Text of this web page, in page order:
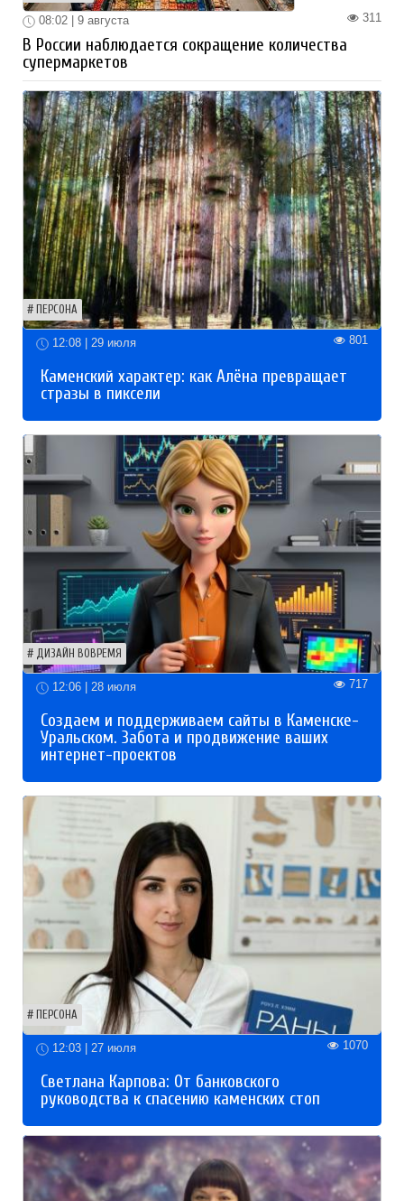
311
08:02 | 9 августа
В России наблюдается сокращение количества
супермаркетов
ПЕРСОНА
12:08 | 29 июля 801
Каменский характер: как Алёна превращает
стразы в пиксели
ДИЗАЙН ВОВРЕМЯ
12:06 | 28 июля 717
Создаем и поддерживаем сайты в Каменске-
Уральском. Забота и продвижение ваших
интернет-проектов
ПЕРСОНА
12:03 | 27 июля 1070
Светлана Карпова: От банковского
руководства к спасению каменских стоп